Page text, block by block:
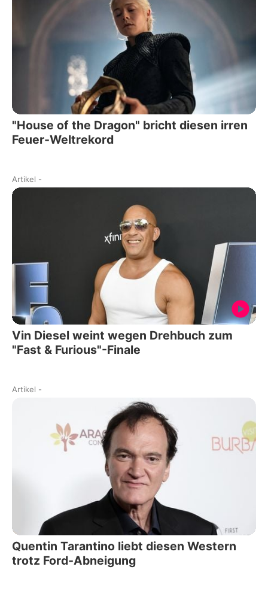
"House of the Dragon" bricht diesen irren
Feuer-Weltrekord
Artikel -
Vin Diesel weint wegen Drehbuch zum
"Fast & Furious"-Finale
Artikel -
Quentin Tarantino liebt diesen Western
trotz Ford-Abneigung